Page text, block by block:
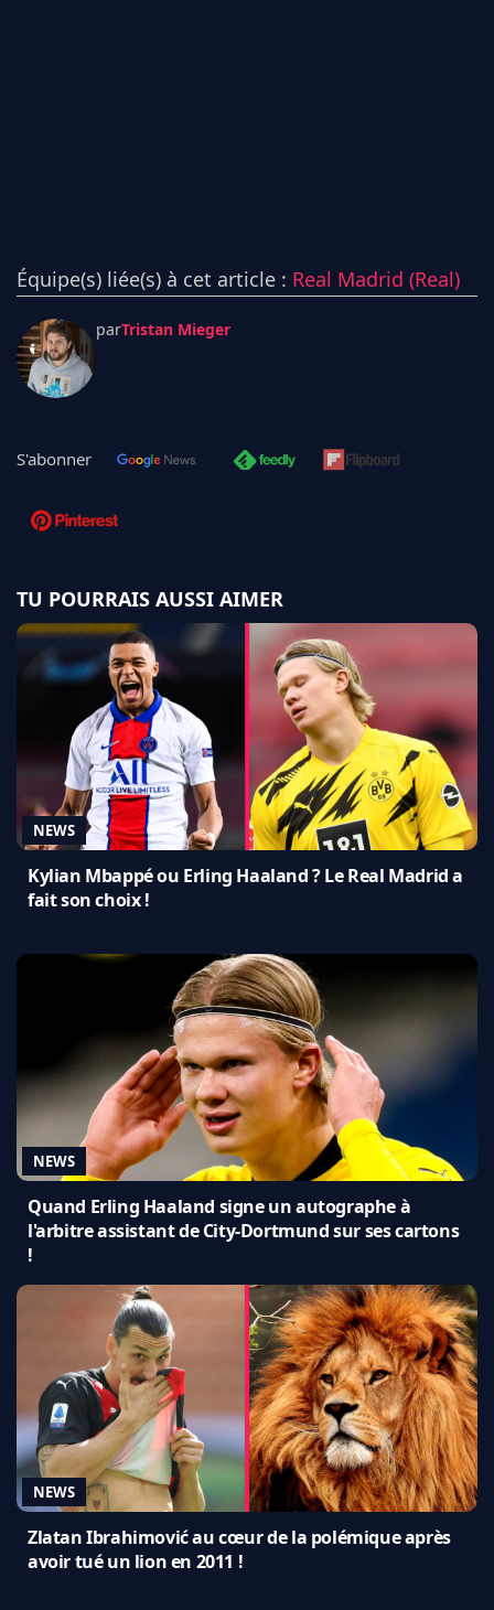
Équipe(s) liée(s) à cet article : Real Madrid (Real)
parTristan Mieger
S'abonner
TU POURRAIS AUSSI AIMER
NEWS
Kylian Mbappé ou Erling Haaland ? Le Real Madrid a
fait son choix !
NEWS
Quand Erling Haaland signe un autographe à
l'arbitre assistant de City-Dortmund sur ses cartons
!
NEWS
Zlatan Ibrahimović au cœur de la polémique après
avoir tué un lion en 2011 !